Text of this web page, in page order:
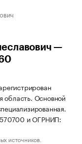
—
область. Основной
и ОГРНИП:
источников.